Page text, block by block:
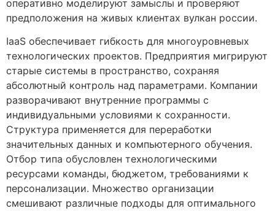
оперативно моделируют замыслы и проверяют
предположения на живых клиентах вулкан россии.
IaaS обеспечивает гибкость для многоуровневых
технологических проектов. Предприятия мигрируют
старые системы в пространство, сохраняя
абсолютный контроль над параметрами. Компании
разворачивают внутренние программы с
индивидуальными условиями к сохранности.
Структура применяется для переработки
значительных данных и компьютерного обучения.
Отбор типа обусловлен технологическими
ресурсами команды, бюджетом, требованиями к
персонализации. Множество организации
смешивают различные подходы для оптимального